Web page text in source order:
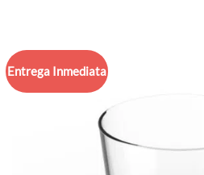
Entrega Inmediata